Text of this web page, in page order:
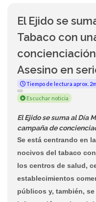
El Ejido se
Tabaco con
Asesino en
Tiempo de lectura aprox.
Escuchar noticia
El Ejido se suma al Día
campaña de
Se está centrando en
nocivos del tabaco
los centros de salud,
establecimientos
públicos y, también,